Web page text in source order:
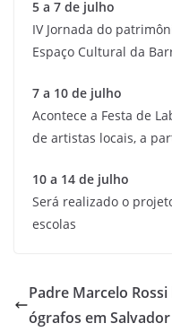
5 a 7 de julho
IV Jornada do
Espaço Cultural da
7 a 10 de julho
Acontece a Festa de
de artistas locais, a
10 a 14 de julho
Será realizado o
escolas
Padre Marcelo
ógrafos em Salvador